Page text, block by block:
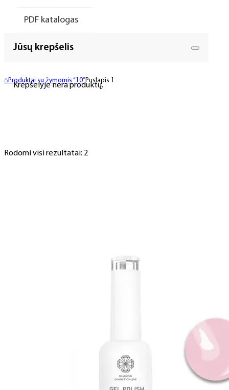
PDF katalogas
Jūsų krepšelis
Krepšelyje nėra produktų.
⌂ Produktai su žymomis “10”Puslapis 1
Rodomi visi rezultatai: 2